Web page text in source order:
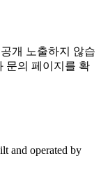
개 노출하지 않습
문의 페이지를 확
and operated by